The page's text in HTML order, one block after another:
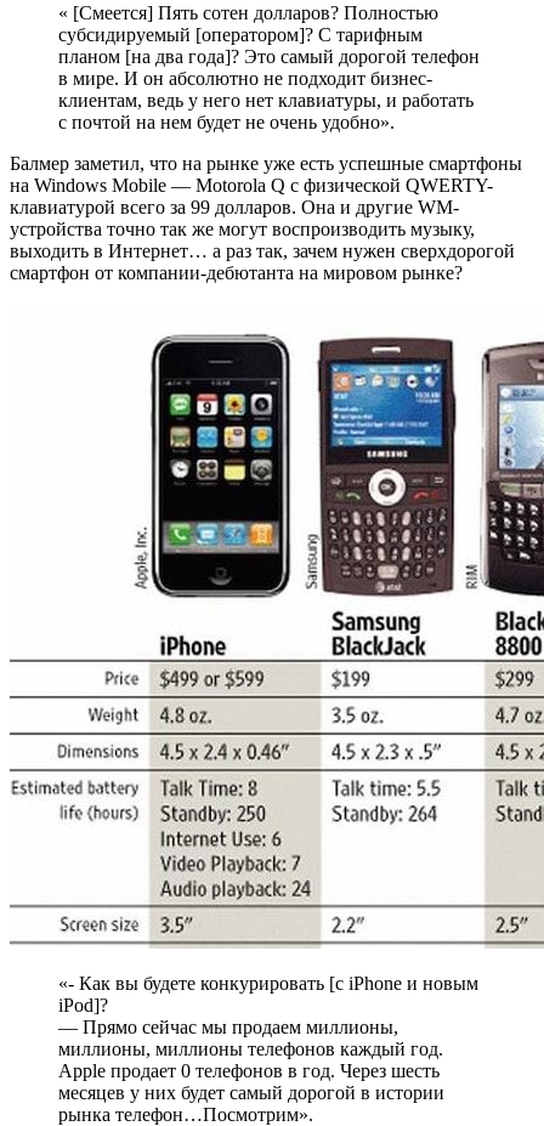
« [Смеется] Пять сотен долларов? Полностью
субсидируемый [оператором]? С тарифным
планом [на два года]? Это самый дорогой телефон
в мире. И он абсолютно не подходит бизнес-
клиентам, ведь у него нет клавиатуры, и работать
с почтой на нем будет не очень удобно».
Балмер заметил, что на рынке уже есть успешные смартфоны
на Windows Mobile — Motorola Q с физической QWERTY-
клавиатурой всего за 99 долларов. Она и другие WM-
устройства точно так же могут воспроизводить музыку,
выходить в Интернет… а раз так, зачем нужен сверхдорогой
смартфон от компании-дебютанта на мировом рынке?
«- Как вы будете конкурировать [с iPhone и новым
iPod]?
— Прямо сейчас мы продаем миллионы,
миллионы, миллионы телефонов каждый год.
Apple продает 0 телефонов в год. Через шесть
месяцев у них будет самый дорогой в истории
рынка телефон…Посмотрим».